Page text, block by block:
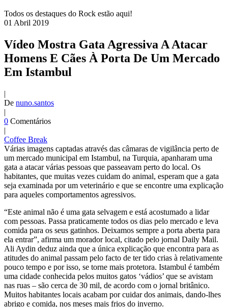
Todos os destaques do Rock estão aqui!
01 Abril 2019
Vídeo Mostra Gata Agressiva A Atacar
Homens E Cães À Porta De Um Mercado
Em Istambul
|
De nuno.santos
|
0 Comentários
|
Coffee Break
Várias imagens captadas através das câmaras de vigilância perto de
um mercado municipal em Istambul, na Turquia, apanharam uma
gata a atacar várias pessoas que passeavam perto do local. Os
habitantes, que muitas vezes cuidam do animal, esperam que a gata
seja examinada por um veterinário e que se encontre uma explicação
para aqueles comportamentos agressivos.
“Este animal não é uma gata selvagem e está acostumado a lidar
com pessoas. Passa praticamente todos os dias pelo mercado e leva
comida para os seus gatinhos. Deixamos sempre a porta aberta para
ela entrar”, afirma um morador local, citado pelo jornal Daily Mail.
Ali Aydin deduz ainda que a única explicação que encontra para as
atitudes do animal passam pelo facto de ter tido crias à relativamente
pouco tempo e por isso, se torne mais protetora. Istambul é também
uma cidade conhecida pelos muitos gatos ‘vádios’ que se avistam
nas ruas – são cerca de 30 mil, de acordo com o jornal britânico.
Muitos habitantes locais acabam por cuidar dos animais, dando-lhes
abrigo e comida, nos meses mais frios do inverno.